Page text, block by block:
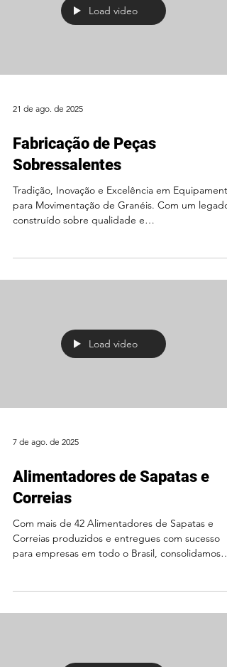
Load video
21 de ago. de 2025
Fabricação de Peças
Sobressalentes
Tradição, Inovação e Excelência em
para Movimentação de Granéis. Com um legado
construído sobre qualidade e
Load video
7 de ago. de 2025
Alimentadores de Sapatas e
Correias
Com mais de 42 Alimentadores de Sapatas e
Correias produzidos e entregues com sucesso
para empresas em todo o Brasil, consolidamos